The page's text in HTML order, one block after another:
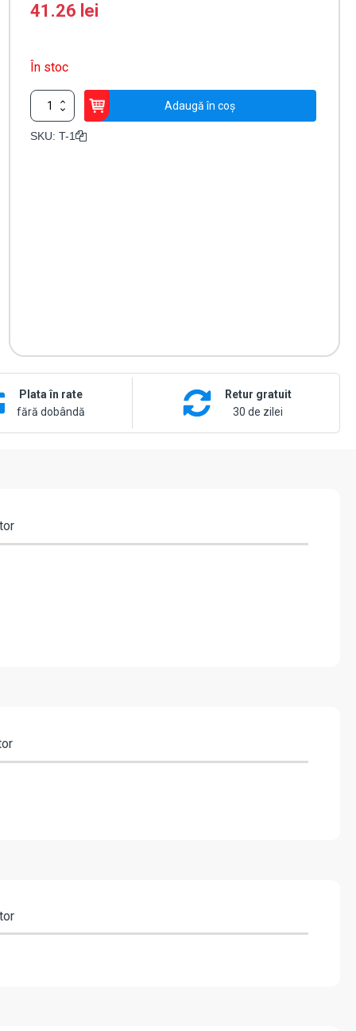
41.26 lei
În stoc
Cantitate
Tamper
cabinet-
Adaugă în coș
SKU: T-1
Plata în rate
fără dobândă
Retur gratuit
30 de zilei